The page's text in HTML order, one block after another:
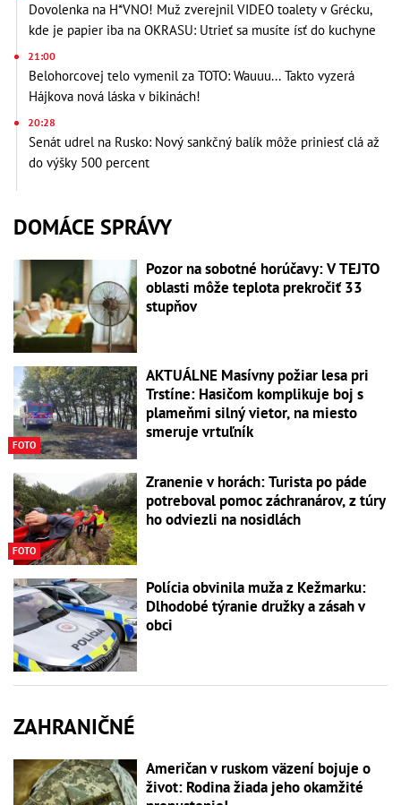
Dovolenka na H*VNO! Muž zverejnil VIDEO toalety v Grécku,
kde je papier iba na OKRASU: Utrieť sa musíte ísť do kuchyne
21:00
Belohorcovej telo vymenil za TOTO: Wauuu... Takto vyzerá
Hájkova nová láska v bikinách!
20:28
Senát udrel na Rusko: Nový sankčný balík môže priniesť clá až
do výšky 500 percent
DOMÁCE SPRÁVY
Pozor na sobotné horúčavy: V TEJTO
oblasti môže teplota prekročiť 33
stupňov
FOTO
AKTUÁLNE Masívny požiar lesa pri
Trstíne: Hasičom komplikuje boj s
plameňmi silný vietor, na miesto
smeruje vrtuľník
FOTO
Zranenie v horách: Turista po páde
potreboval pomoc záchranárov, z túry
ho odviezli na nosidlách
Polícia obvinila muža z Kežmarku:
Dlhodobé týranie družky a zásah v
obci
ZAHRANIČNÉ
Američan v ruskom väzení bojuje o
život: Rodina žiada jeho okamžité